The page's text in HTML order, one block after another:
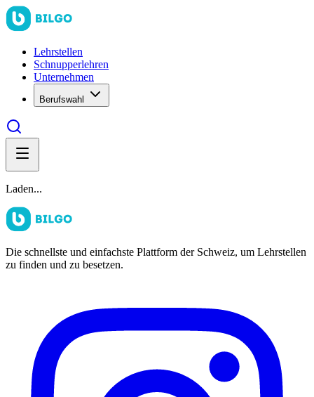
Lehrstellen
Schnupperlehren
Unternehmen
Berufswahl
Laden...
Die schnellste und einfachste Plattform der Schweiz, um Lehrstellen
zu finden und zu besetzen.